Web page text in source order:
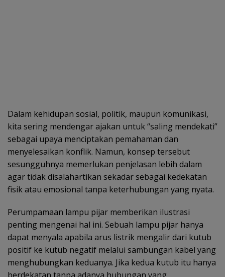
Dalam kehidupan sosial, politik, maupun komunikasi,
kita sering mendengar ajakan untuk “saling mendekati”
sebagai upaya menciptakan pemahaman dan
menyelesaikan konflik. Namun, konsep tersebut
sesungguhnya memerlukan penjelasan lebih dalam
agar tidak disalahartikan sekadar sebagai kedekatan
fisik atau emosional tanpa keterhubungan yang nyata.
Perumpamaan lampu pijar memberikan ilustrasi
penting mengenai hal ini. Sebuah lampu pijar hanya
dapat menyala apabila arus listrik mengalir dari kutub
positif ke kutub negatif melalui sambungan kabel yang
menghubungkan keduanya. Jika kedua kutub itu hanya